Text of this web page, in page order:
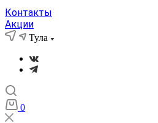
Контакты
Акции
Тула
0